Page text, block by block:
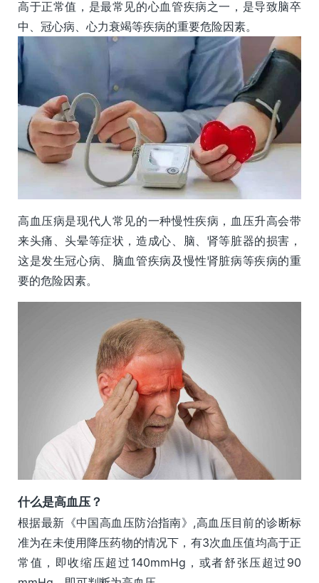
高于正常值，是最常见的心血管疾病之一，是导致脑卒
中、冠心病、心力衰竭等疾病的重要危险因素。
高血压病是现代人常见的一种慢性疾病，血压升高会带
来头痛、头晕等症状，造成心、脑、肾等脏器的损害，
这是发生冠心病、脑血管疾病及慢性肾脏病等疾病的重
要的危险因素。
什么是高血压？
根据最新《中国高血压防治指南》,高血压目前的诊断标
准为在未使用降压药物的情况下，有3次血压值均高于正
常值，即收缩压超过140mmHg，或者舒张压超过90